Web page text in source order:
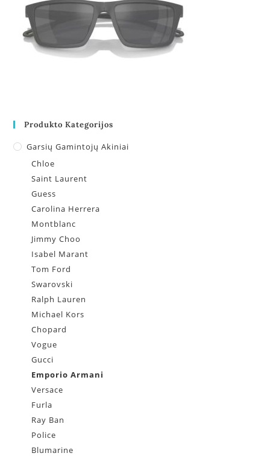
Produkto Kategorijos
Garsių Gamintojų Akiniai
Chloe
Saint Laurent
Guess
Carolina Herrera
Montblanc
Jimmy Choo
Isabel Marant
Tom Ford
Swarovski
Ralph Lauren
Michael Kors
Chopard
Vogue
Gucci
Emporio Armani
Versace
Furla
Ray Ban
Police
Blumarine